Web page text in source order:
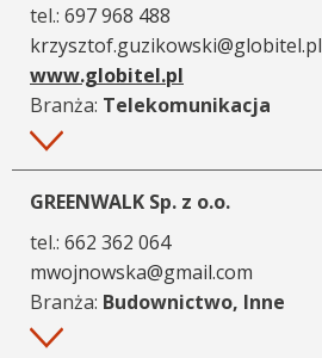
tel.: 697 968 488
krzysztof.guzikowski@globitel.pl
www.globitel.pl
Branża: Telekomunikacja
Więcej
GREENWALK Sp. z o.o.
tel.: 662 362 064
mwojnowska@gmail.com
Branża: Budownictwo, Inne
Więcej